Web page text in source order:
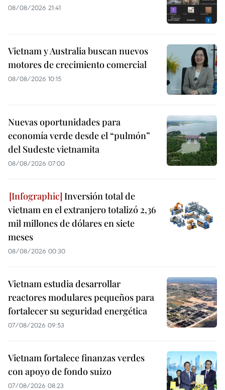
08/08/2026 21:41
Vietnam y Australia buscan nuevos
motores de crecimiento comercial
08/08/2026 10:15
Nuevas oportunidades para
economía verde desde el “pulmón”
del Sudeste vietnamita
08/08/2026 07:00
Inversión total de
vietnam en el extranjero totalizó 2,36
mil millones de dólares en siete
meses
08/08/2026 00:30
Vietnam estudia desarrollar
reactores modulares pequeños para
fortalecer su seguridad energética
07/08/2026 09:53
Vietnam fortalece finanzas verdes
con apoyo de fondo suizo
07/08/2026 08:23